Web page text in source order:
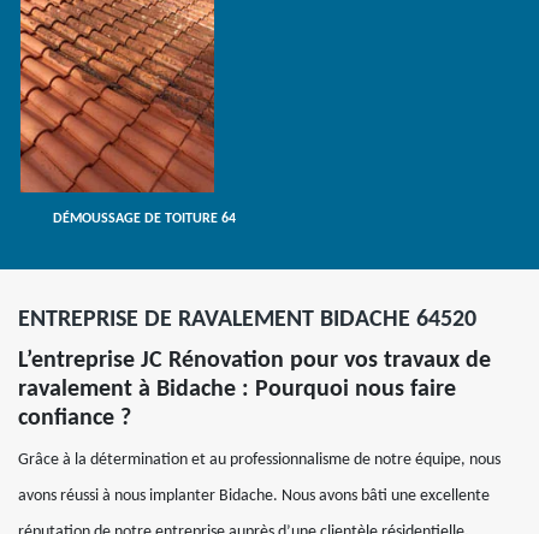
DÉMOUSSAGE DE TOITURE 64
ENTREPRISE DE RAVALEMENT BIDACHE 64520
L’entreprise JC Rénovation pour vos travaux de
ravalement à Bidache : Pourquoi nous faire
confiance ?
Grâce à la détermination et au professionnalisme de notre équipe, nous
avons réussi à nous implanter Bidache. Nous avons bâti une excellente